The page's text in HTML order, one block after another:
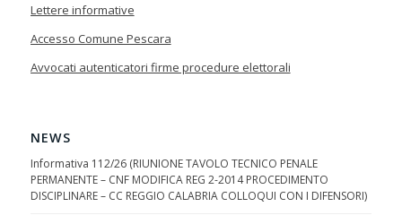
Lettere informative
Accesso Comune Pescara
Avvocati autenticatori firme procedure elettorali
NEWS
Informativa 112/26 (RIUNIONE TAVOLO TECNICO PENALE
PERMANENTE – CNF MODIFICA REG 2-2014 PROCEDIMENTO
DISCIPLINARE – CC REGGIO CALABRIA COLLOQUI CON I DIFENSORI)